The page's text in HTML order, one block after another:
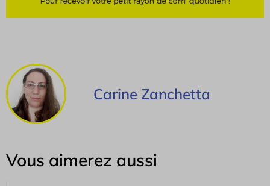
Carine Zanchetta
Vous aimerez aussi